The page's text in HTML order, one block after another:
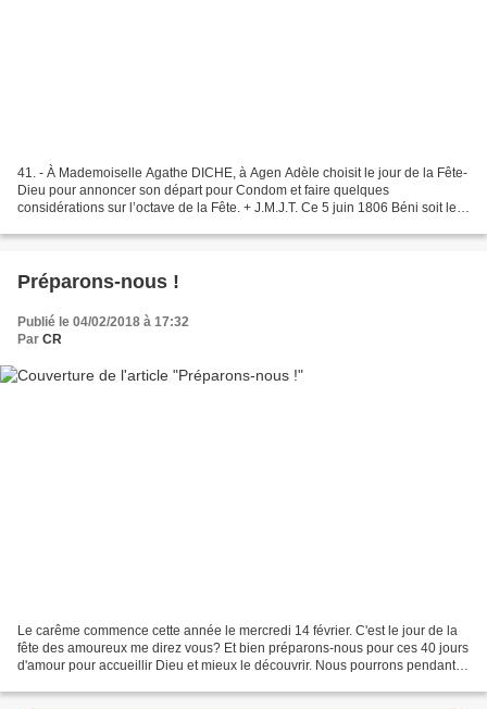
41. - À Mademoiselle Agathe DICHE, à Agen Adèle choisit le jour de la Fête-
Dieu pour annoncer son départ pour Condom et faire quelques
considérations sur l’octave de la Fête. + J.M.J.T. Ce 5 juin 1806 Béni soit le
Préparons-nous !
Publié le 04/02/2018 à 17:32
Par CR
Le carême commence cette année le mercredi 14 février. C'est le jour de la
fête des amoureux me direz vous? Et bien préparons-nous pour ces 40 jours
d'amour pour accueillir Dieu et mieux le découvrir. Nous pourrons pendant